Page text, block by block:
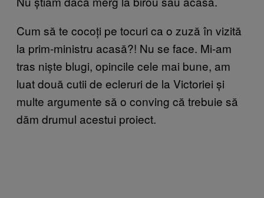
Cum să te cocoți pe tocuri ca o zuză în vizită
la prim-ministru acasă?! Nu se face. Mi-am
tras niște blugi, opincile cele mai bune, am
luat două cutii de ecleruri de la Victoriei și
multe argumente să o conving că trebuie să
dăm drumul acestui proiect.